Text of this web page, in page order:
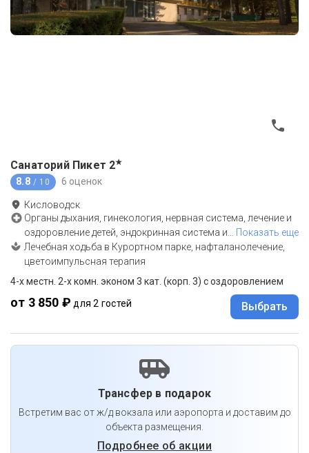
Санаторий Пикет 2★
8.8 / 10 6 оценок
Кисловодск
Органы дыхания, гинекология, нервная система, лечение и
оздоровление детей, эндокринная система и
Показать еще
Лечебная ходьба в Курортном парке, нафталанолечение,
цветоимпульсная терапия
4-х местн. 2-х комн. эконом 3 кат. (корп. 3) с оздоровлением
от 3 850 ₽ для 2 гостей Выбрать
Трансфер в подарок
Встретим вас от ж/д вокзала или аэропорта и доставим до
объекта размещения.
Подробнее об акции